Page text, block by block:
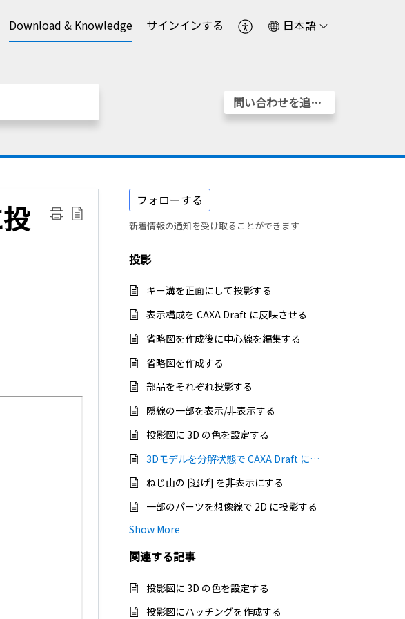
Download & Knowledge サインインする 日本語
問い合わせを追加する
フォローする
新着情報の通知を受け取ることができます
投影
キー溝を正面にして投影する
表示構成を CAXA Draft に反映させる
省略図を作成後に中心線を編集する
省略図を作成する
部品をそれぞれ投影する
隠線の一部を表示/非表示する
投影図に 3D の色を設定する
3Dモデルを分解状態で CAXA Draft に投影する
ねじ山の [逃げ] を非表示にする
一部のパーツを想像線で 2D に投影する
Show More
関連する記事
投影図に 3D の色を設定する
投影図にハッチングを作成する